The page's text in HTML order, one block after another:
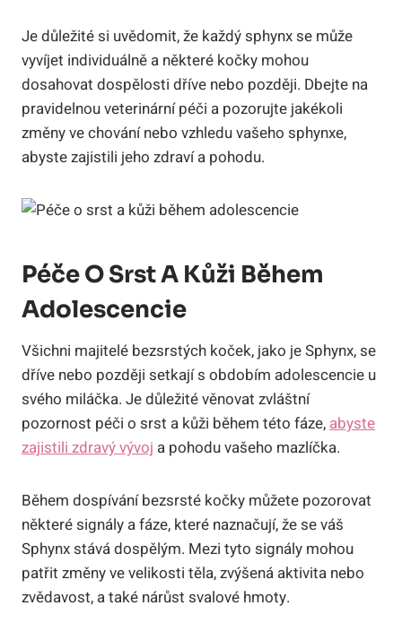
Je důležité si uvědomit, že každý sphynx se může
vyvíjet individuálně a některé kočky mohou
dosahovat dospělosti dříve nebo později. Dbejte na
pravidelnou veterinární péči a pozorujte jakékoli
změny ve chování nebo vzhledu vašeho sphynxe,
abyste zajistili jeho zdraví a pohodu.
Péče O Srst A Kůži Během
Adolescencie
Všichni majitelé bezsrstých koček, jako je Sphynx, se
dříve nebo později setkají s obdobím adolescencie u
svého miláčka. Je důležité věnovat zvláštní
pozornost péči o srst a kůži během této fáze,abyste
zajistili zdravý vývoj a pohodu vašeho mazlíčka.
Během dospívání bezsrsté kočky můžete pozorovat
některé signály a fáze, které naznačují, že se váš
Sphynx stává dospělým. Mezi tyto signály mohou
patřit změny ve velikosti těla, zvýšená aktivita nebo
zvědavost, a také nárůst svalové hmoty.